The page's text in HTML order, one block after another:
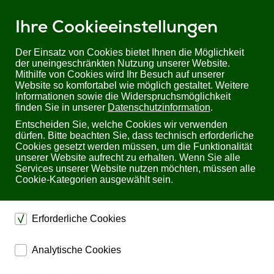
Ihre Cookieeinstellungen
Der Einsatz von Cookies bietet Ihnen die Möglichkeit
der uneingeschränkten Nutzung unserer Website.
Mithilfe von Cookies wird Ihr Besuch auf unserer
Website so komfortabel wie möglich gestaltet. Weitere
Informationen sowie die Widerspruchsmöglichkeit
finden Sie in unserer Datenschutzinformation.
Entscheiden Sie, welche Cookies wir verwenden
dürfen. Bitte beachten Sie, dass technisch erforderliche
Cookies gesetzt werden müssen, um die Funktionalität
unserer Website aufrecht zu erhalten. Wenn Sie alle
Services unserer Website nutzen möchten, müssen alle
Cookie-Kategorien ausgewählt sein.
Erforderliche Cookies
dienen dem technischen einwandfreien Betrieb unserer
Website.
Analytische Cookies
Sie befinden sich hier:Startseite Produkte KVM
KVM Extender
Digitale KVM Extender
4K60 HDMI USB HDBaseT KVM Extender Set: HD22KVM-100X
4K60 HDMI USB HDBaseT KVM Extender Set:
HD22KVM-100X